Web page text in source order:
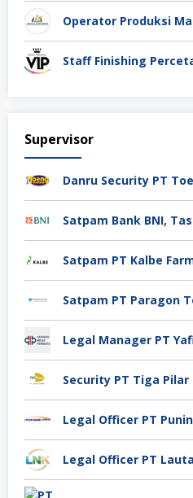
Supervisor
Danru Security PT
Satpam Bank BNI,
Satpam PT Kalbe